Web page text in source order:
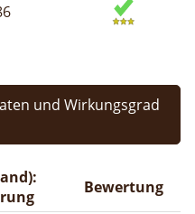
und Wirkungsgrad
Bewertung